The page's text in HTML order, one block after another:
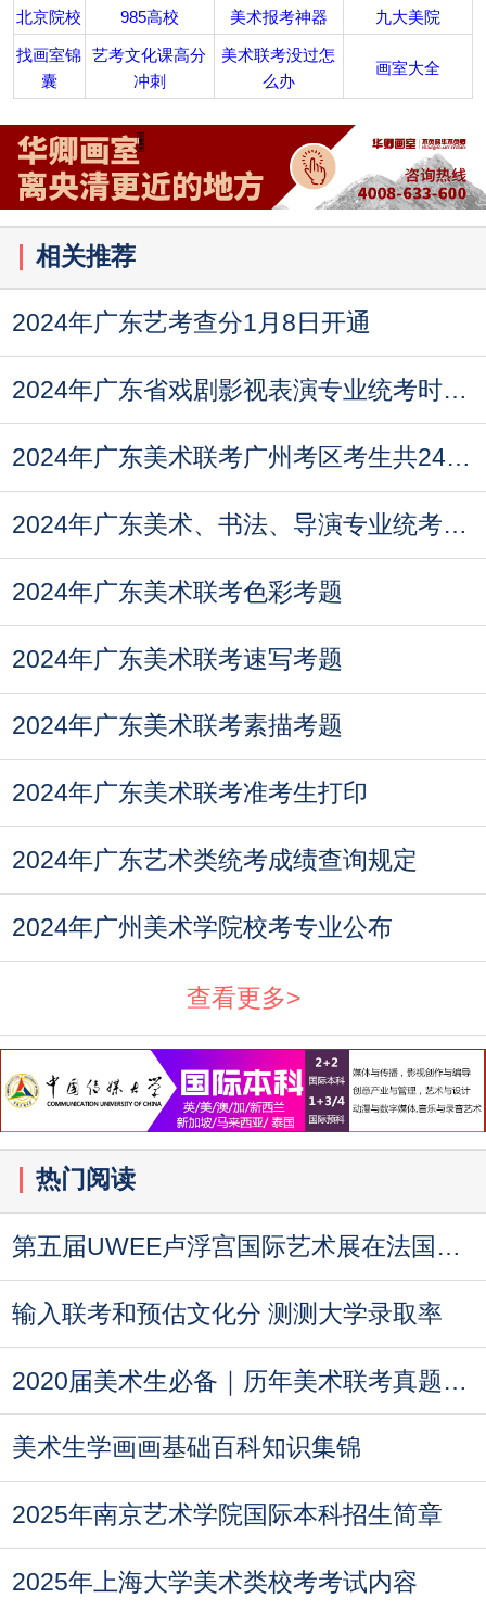
北京院校 985高校 美术报考神器 九大美院
找画室锦
囊
艺考文化课高分
冲刺
美术联考没过怎
么办
画室大全
相关推荐
2024年广东艺考查分1月8日开通
2024年广东省戏剧影视表演专业统考时间安排
2024年广东美术联考广州考区考生共2463人
2024年广东美术、书法、导演专业统考人数
2024年广东美术联考色彩考题
2024年广东美术联考速写考题
2024年广东美术联考素描考题
2024年广东美术联考准考生打印
2024年广东艺术类统考成绩查询规定
2024年广州美术学院校考专业公布
查看更多>
热门阅读
第五届UWEE卢浮宫国际艺术展在法国巴黎成功举
输入联考和预估文化分 测测大学录取率
2020届美术生必备｜历年美术联考真题汇总
美术生学画画基础百科知识集锦
2025年南京艺术学院国际本科招生简章
2025年上海大学美术类校考考试内容